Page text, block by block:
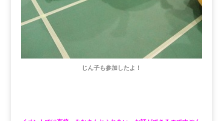
じん子も参加したよ！